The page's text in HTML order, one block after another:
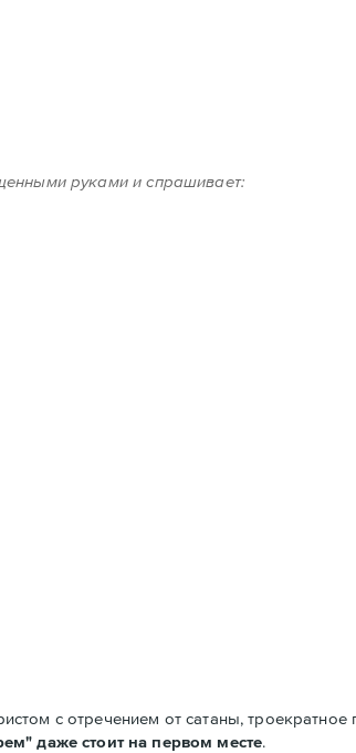
руками и спрашивает:
с отречением от сатаны,
даже стоит на первом месте.